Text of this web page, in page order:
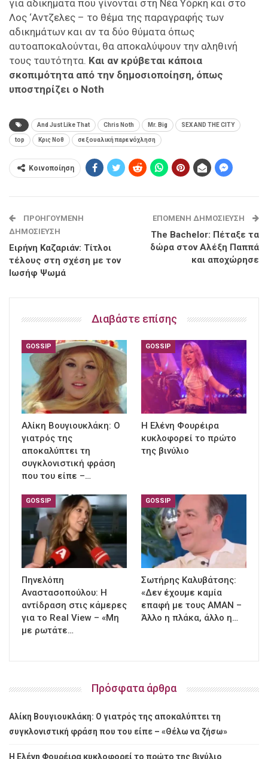
για αδικήματα που γίνονται στη Νέα Υόρκη και στο
Λος ‘Αντζελες – το θέμα της παραγραφής των
αδικημάτων και αν τα δύο θύματα όπως
αυτοαποκαλούνται, θα αποκαλύψουν την αληθινή
τους ταυτότητα. Και αν κρύβεται κάποια
σκοπιμότητα από την δημοσιοποίηση, όπως
υποστηρίζει ο Noth
And Just Like That Chris Noth Mr. Big SEX AND THE CITY
top Κρις Νοθ σεξουαλική παρενόχληση
Κοινοποίηση
ΠΡΟΗΓΟΎΜΕΝΗ
ΔΗΜΟΣΊΕΥΣΗ
Ειρήνη Καζαριάν: Τίτλοι
τέλους στη σχέση με τον
Ιωσήφ Ψωμά
ΕΠΌΜΕΝΗ ΔΗΜΟΣΊΕΥΣΗ
The Bachelor: Πέταξε τα
δώρα στον Αλέξη Παππά
και αποχώρησε
Διαβάστε επίσης
GOSSIP
Αλίκη Βουγιουκλάκη: Ο
γιατρός της
αποκαλύπτει τη
συγκλονιστική φράση
που του είπε –…
GOSSIP
Η Ελένη Φουρέιρα
κυκλοφορεί το πρώτο
της βινύλιο
GOSSIP
Πηνελόπη
Αναστασοπούλου: Η
αντίδραση στις κάμερες
για το Real View – «Μη
με ρωτάτε…
GOSSIP
Σωτήρης Καλυβάτσης:
«Δεν έχουμε καμία
επαφή με τους ΑΜΑΝ –
Άλλο η πλάκα, άλλο η…
Πρόσφατα άρθρα
Αλίκη Βουγιουκλάκη: Ο γιατρός της αποκαλύπτει τη
συγκλονιστική φράση που του είπε – «Θέλω να ζήσω»
Η Ελένη Φουρέιρα κυκλοφορεί το πρώτο της βινύλιο